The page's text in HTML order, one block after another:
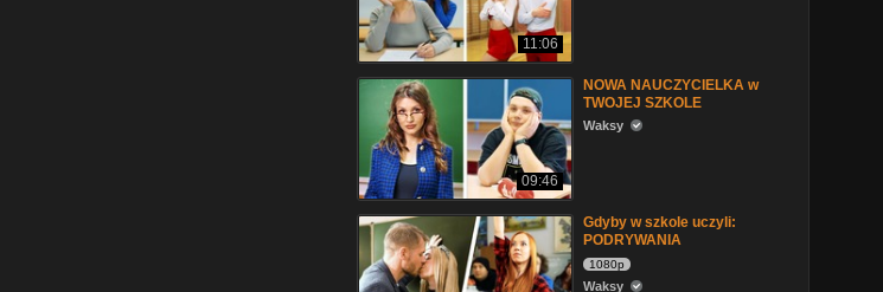
11:06
09:46
NOWA NAUCZYCIELKA w
TWOJEJ SZKOLE
Waksy
Gdyby w szkole uczyli:
PODRYWANIA
1080p
Waksy